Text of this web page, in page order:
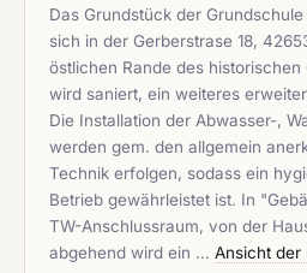
Das Grundstück der
sich in der Gerberstrase 18,
östlichen Rande des historischen
wird saniert, ein weiteres
Die Installation der Abwasser-,
werden gem. den allgemein
Technik erfolgen, sodass ein
Betrieb gewährleistet ist. In
TW-Anschlussraum, von der
abgehend wird ein … Ansicht der